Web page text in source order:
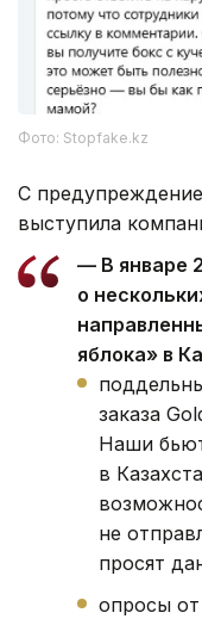
Фото: Stopfake.kz
С
выступила
— В январе
о
яблока» в
заказа
Наши
в
не
просят
опросы